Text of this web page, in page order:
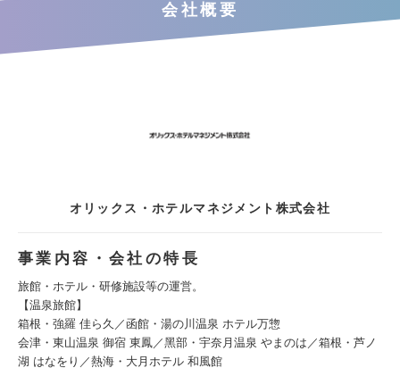
会社概要
オリックス・ホテルマネジメント株式会社
事業内容・会社の特長
旅館・ホテル・研修施設等の運営。
【温泉旅館】
箱根・強羅 佳ら久／函館・湯の川温泉 ホテル万惣
会津・東⼭温泉 御宿 東鳳／⿊部・宇奈⽉温泉 やまのは／箱根・芦ノ
湖 はなをり／熱海・⼤⽉ホテル 和⾵館